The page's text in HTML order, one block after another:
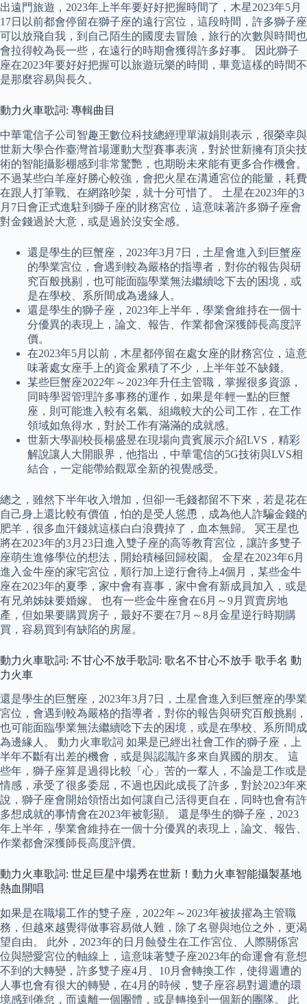
出遠門旅遊，2023年上半年要好好把握時間了，木星2023年5月
17日以前都會停留在獅子座的遠行宮位，這段時間，許多獅子座
可以放飛自我，到自己陌生的國度去冒險，旅行的次數與時間也
會拉得較為長一些，在遠行的時期會獲得許多好事。 因此獅子
座在2023年要好好把握可以旅遊玩樂的時間，畢竟這樣的時間不
是那麼容易與長久。
動力火車歌詞: 專輯曲目
中華電信子公司智趣王數位科技總經理單淑娟則表示，很榮幸與
世新大學合作臺灣首場運動大型賽事表演，對於世新擁有頂尖技
術的智能攝影棚感到非常驚艷，也期盼未來能有更多合作機會。
不過某些白羊座好勝心較強，會把火星在溝通宮位的能量，耗費
在跟人打筆戰、在網路吵架，就十分可惜了。 土星在2023年的3
月7日會正式進駐到獅子座的財務宮位，這意味著許多獅子座會
對金錢過於大意，或是過於沒安全感。
還是學生的巨蟹座，2023年3月7日，土星會進入到巨蟹座
的學業宮位，會遇到較為嚴格的指導者，對你的報告與研
究百般挑剔，也可能面臨學業無法繼續唸下去的困境，或
是在學校、系所間成為邊緣人。
還是學生的獅子座，2023年上半年，學業會維持在一個十
分優異的表現上，論文、報告、作業都會深獲師長高度評
價。
在2023年5月以前，木星都停留在處女座的財務宮位，這意
味著處女座手上的資金累積了不少，上半年並不缺錢。
某些巨蟹座2022年～2023年升任主管職，掌握很多資源，
同時學習管理許多事務的運作，如果是年輕一點的巨蟹
座，則可能進入較有名氣、組織較大的公司工作，在工作
領域如魚得水，對於工作有滿滿的成就感。
世新大學副校長楊盛昱在現場向貴賓展示介紹LVS，精彩
解說讓人大開眼界，他指出，中華電信的5G技術與LVS相
結合，一定能帶給觀眾全新的視覺感受。
總之，雖然下半年收入增加，但卻一毛錢都留不下來，若是花在
自己身上還比較有價值，怕的是受人慫恿，成為他人詐騙金錢的
肥羊，很多血汗錢就這樣白白浪費掉了，血本無歸。 冥王星也
將在2023年的3月23日進入雙子座的高等教育宮位，讓許多雙子
座萌生進修學位的想法，開始積極回歸校園。 金星在2023年6月
進入金牛座的家宅宮位，順行加上逆行會待上4個月，某些金牛
座在2023年的夏季，家中會有喜事，家中會有新成員加入，或是
有兄弟姊妹要婚嫁。 也有一些金牛座會在6月～9月買賣房地
產，但如果要購買房子，最好不要在7月～8月金星逆行時期購
買，容易買到有缺陷的房屋。
動力火車歌詞: 不甘心不放手歌詞: 歌名不甘心不放手 歌手名 動
力火車
還是學生的巨蟹座，2023年3月7日，土星會進入到巨蟹座的學業
宮位，會遇到較為嚴格的指導者，對你的報告與研究百般挑剔，
也可能面臨學業無法繼續唸下去的困境，或是在學校、系所間成
為邊緣人。 動力火車歌詞 如果是已經出社會工作的獅子座，上
半年不斷有出差的機會，或是與認識許多來自異國的朋友。 這
些年，獅子座算是過得比較「心」苦的一羣人，不論是工作或是
情感，承受了很多委屈，不過也因此成長了許多，對於2023年來
說，獅子座會開始領悟出如何讓自己活得更自在，同時也會有許
多想成就的事情會在2023年被彰顯。 還是學生的獅子座，2023
年上半年，學業會維持在一個十分優異的表現上，論文、報告、
作業都會深獲師長高度評價。
動力火車歌詞: 世足巨星中場秀在世新！動力火車智能攝製基地
熱血開唱
如果是在職場工作的雙子座，2022年～2023年被拔擢為主管職
務，但越來越覺得做事容易做人難，除了名譽與地位之外，更渴
望自由。 此外，2023年的日月蝕發生在工作宮位、人際關係宮
位與戀愛宮位的軸線上，這意味著雙子座2023年的命運會有意想
不到的大轉變，許多雙子座4月、10月會轉換工作，使得週遭的
人事也會有很大的轉變，在4月的時候，雙子座容易對週遭的環
境感到倦怠，而遠離一個團體，或是轉換到一個新的團隊。 此